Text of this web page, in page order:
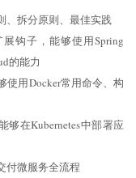
、拆分原则、最佳实践
钩子，能够使用Spring
的能力
使用Docker常用命令、构
够在Kubernetes中部署应
付微服务全流程